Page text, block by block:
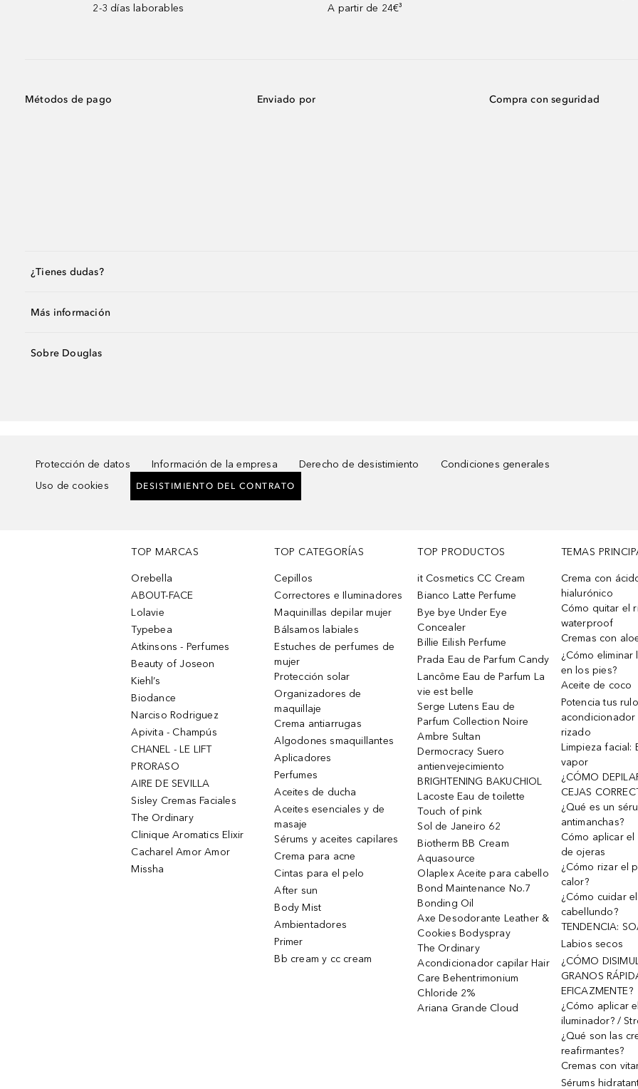
2-3 días laborables
A partir de 24€³
Métodos de pago Enviado por Compra con seguridad
¿Tienes dudas?
Más información
Sobre Douglas
Protección de datos Información de la empresa Derecho de desistimiento
Condiciones generales
Uso de cookies
DESISTIMIENTO DEL CONTRATO
TOP MARCAS
Orebella
ABOUT-FACE
Lolavie
Typebea
Atkinsons - Perfumes
Beauty of Joseon
Kiehl’s
Biodance
Narciso Rodriguez
Apivita - Champús
CHANEL - LE LIFT
PRORASO
AIRE DE SEVILLA
Sisley Cremas Faciales
The Ordinary
Clinique Aromatics Elixir
Cacharel Amor Amor
Missha
TOP CATEGORÍAS
Cepillos
Correctores e Iluminadores
Maquinillas depilar mujer
Bálsamos labiales
Estuches de perfumes de
mujer
Protección solar
Organizadores de
maquillaje
Crema antiarrugas
Algodones smaquillantes
Aplicadores
Perfumes
Aceites de ducha
Aceites esenciales y de
masaje
Sérums y aceites capilares
Crema para acne
Cintas para el pelo
After sun
Body Mist
Ambientadores
Primer
Bb cream y cc cream
TOP PRODUCTOS
it Cosmetics CC Cream
Bianco Latte Perfume
Bye bye Under Eye
Concealer
Billie Eilish Perfume
Prada Eau de Parfum Candy
Lancôme Eau de Parfum La
vie est belle
Serge Lutens Eau de
Parfum Collection Noire
Ambre Sultan
Dermocracy Suero
antienvejecimiento
BRIGHTENING BAKUCHIOL
Lacoste Eau de toilette
Touch of pink
Sol de Janeiro 62
Biotherm BB Cream
Aquasource
Olaplex Aceite para cabello
Bond Maintenance No.7
Bonding Oil
Axe Desodorante Leather &
Cookies Bodyspray
The Ordinary
Acondicionador capilar Hair
Care Behentrimonium
Chloride 2%
Ariana Grande Cloud
TEMAS
Crema con
hialurónico
Cómo quitar el
waterproof
Cremas con
¿Cómo eliminar
en los pies?
Aceite de coco
Potencia tus
rizado
Limpieza facial:
vapor
¿CÓMO
CEJAS
¿Qué es un
antimanchas?
Cómo aplicar
de ojeras
¿Cómo rizar el
calor?
¿Cómo cuidar
cabellundo?
TENDENCIA:
Labios secos
¿CÓMO
GRANOS
EFICAZMENTE?
¿Cómo aplicar el
iluminador? /
¿Qué son las
reafirmantes?
Cremas con
Sérums